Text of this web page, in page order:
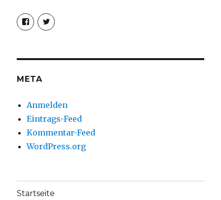
Profil
von
christoph.fleischer1
anzeigen
Profil
von
anzeigen
META
Anmelden
Eintrags-Feed
Kommentar-Feed
WordPress.org
Startseite